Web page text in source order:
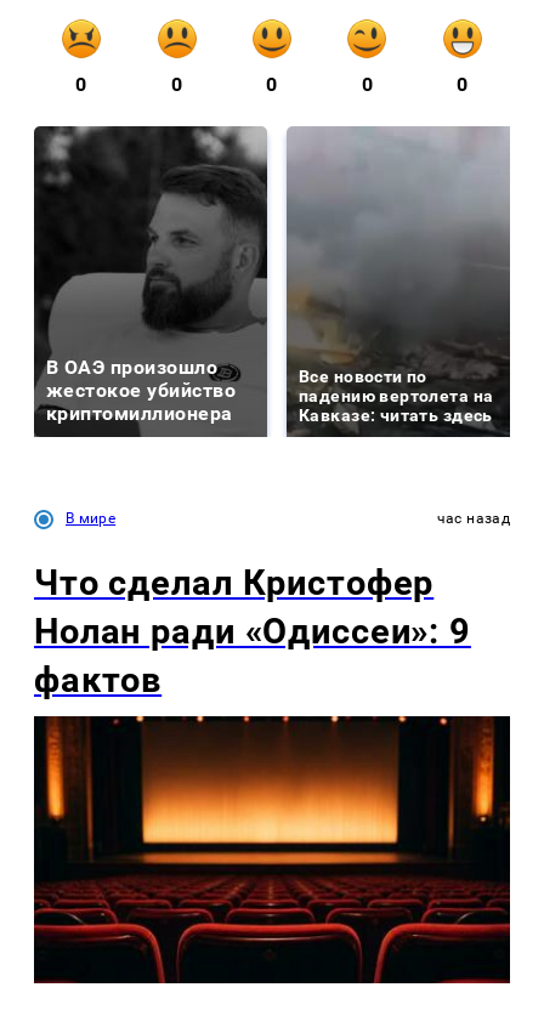
0 0 0 0 0
В ОАЭ произошло
жестокое убийство
криптомиллионера
Все новости по
падению вертолета на
Кавказе: читать здесь
В мире час назад
Что сделал Кристофер
Нолан ради «Одиссеи»: 9
фактов